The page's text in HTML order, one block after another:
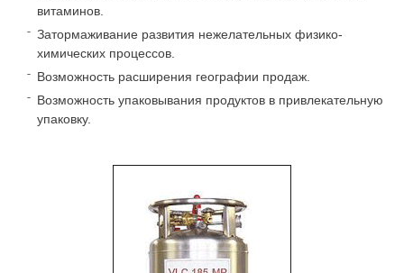
витаминов.
Затормаживание развития нежелательных физико-
химических процессов.
Возможность расширения географии продаж.
Возможность упаковывания продуктов в привлекательную
упаковку.